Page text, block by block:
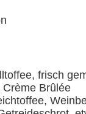
frisch
Brûlée